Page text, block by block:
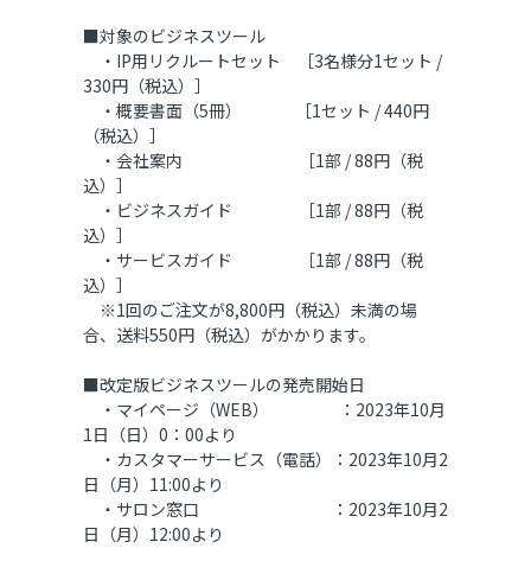
■対象のビジネスツール
・IP用リクルートセット ［3名様分1セット /
330円（税込）］
・概要書面（5冊） ［1セット / 440円
（税込）］
・会社案内 ［1部 / 88円（税
込）］
・ビジネスガイド ［1部 / 88円（税
込）］
・サービスガイド ［1部 / 88円（税
込）］
※1回のご注文が8,800円（税込）未満の場
合、送料550円（税込）がかかります。
■改定版ビジネスツールの発売開始日
・マイページ（WEB） ：2023年10月
1日（日）0：00より
・カスタマーサービス（電話）：2023年10月2
日（月）11:00より
・サロン窓口 ：2023年10月2
日（月）12:00より